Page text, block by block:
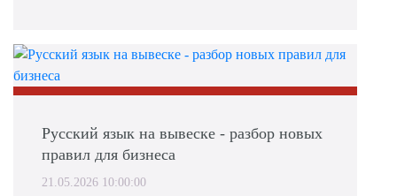
Русский язык на вывеске - разбор новых
правил для бизнеса
21.05.2026 10:00:00